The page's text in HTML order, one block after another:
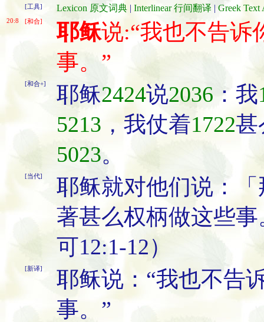
[工具] Lexicon 原文词典 | Interlinear 行间翻译 | Greek
20:8 [和合] 耶稣说:“我也不告诉
事。”
[和合+] 耶稣2424说2036 ：我
5213 ，我仗着1722甚
5023。
[当代]
耶稣就对他们说：
著甚么权柄做这些
可12:1-12）
[新译]
耶稣说：“我也不告
事。”